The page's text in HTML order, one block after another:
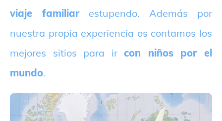
viaje familiarestupendo. Además por
nuestra propia experiencia os contamos los
mejores sitios para ircon niños por el
mundo.